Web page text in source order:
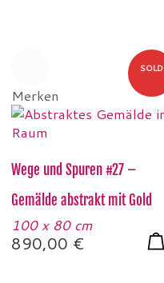
SOLD
Merken
Wege und Spuren #27 –
Gemälde abstrakt mit Gold
100 x 80 cm
890,00 €